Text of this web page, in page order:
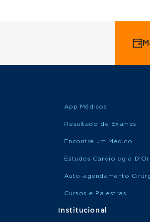
App Médicos
Resultado de Exames
Encontre um Médico
Estudos Cardiologia D'Or
Auto-agendamento
Cursos e Palestras
Institucional